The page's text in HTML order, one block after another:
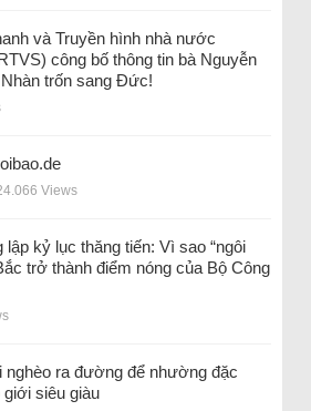
và Truyền hình nhà nước
công bố thông tin bà Nguyễn
trốn sang Đức!
Views
lập kỷ lục thăng tiến: Vì sao “ngôi
trở thành điểm nóng của Bộ Công
ra đường để nhường đặc
siêu giàu